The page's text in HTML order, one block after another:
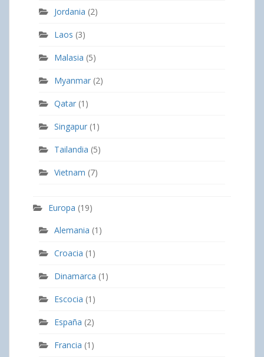
Jordania (2)
Laos (3)
Malasia (5)
Myanmar (2)
Qatar (1)
Singapur (1)
Tailandia (5)
Vietnam (7)
Europa (19)
Alemania (1)
Croacia (1)
Dinamarca (1)
Escocia (1)
España (2)
Francia (1)